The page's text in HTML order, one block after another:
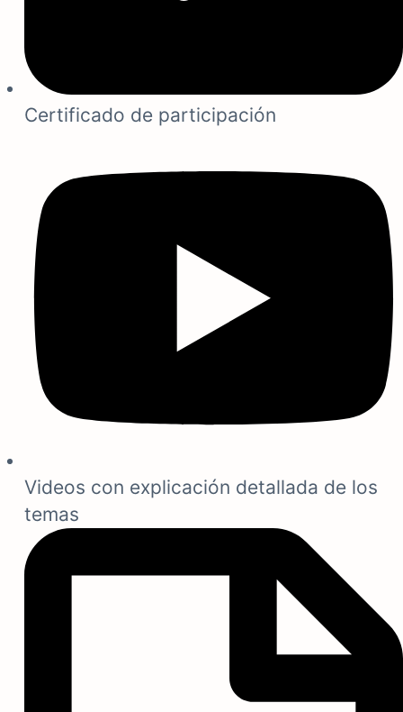
Certificado de participación
Videos con explicación detallada de los
temas